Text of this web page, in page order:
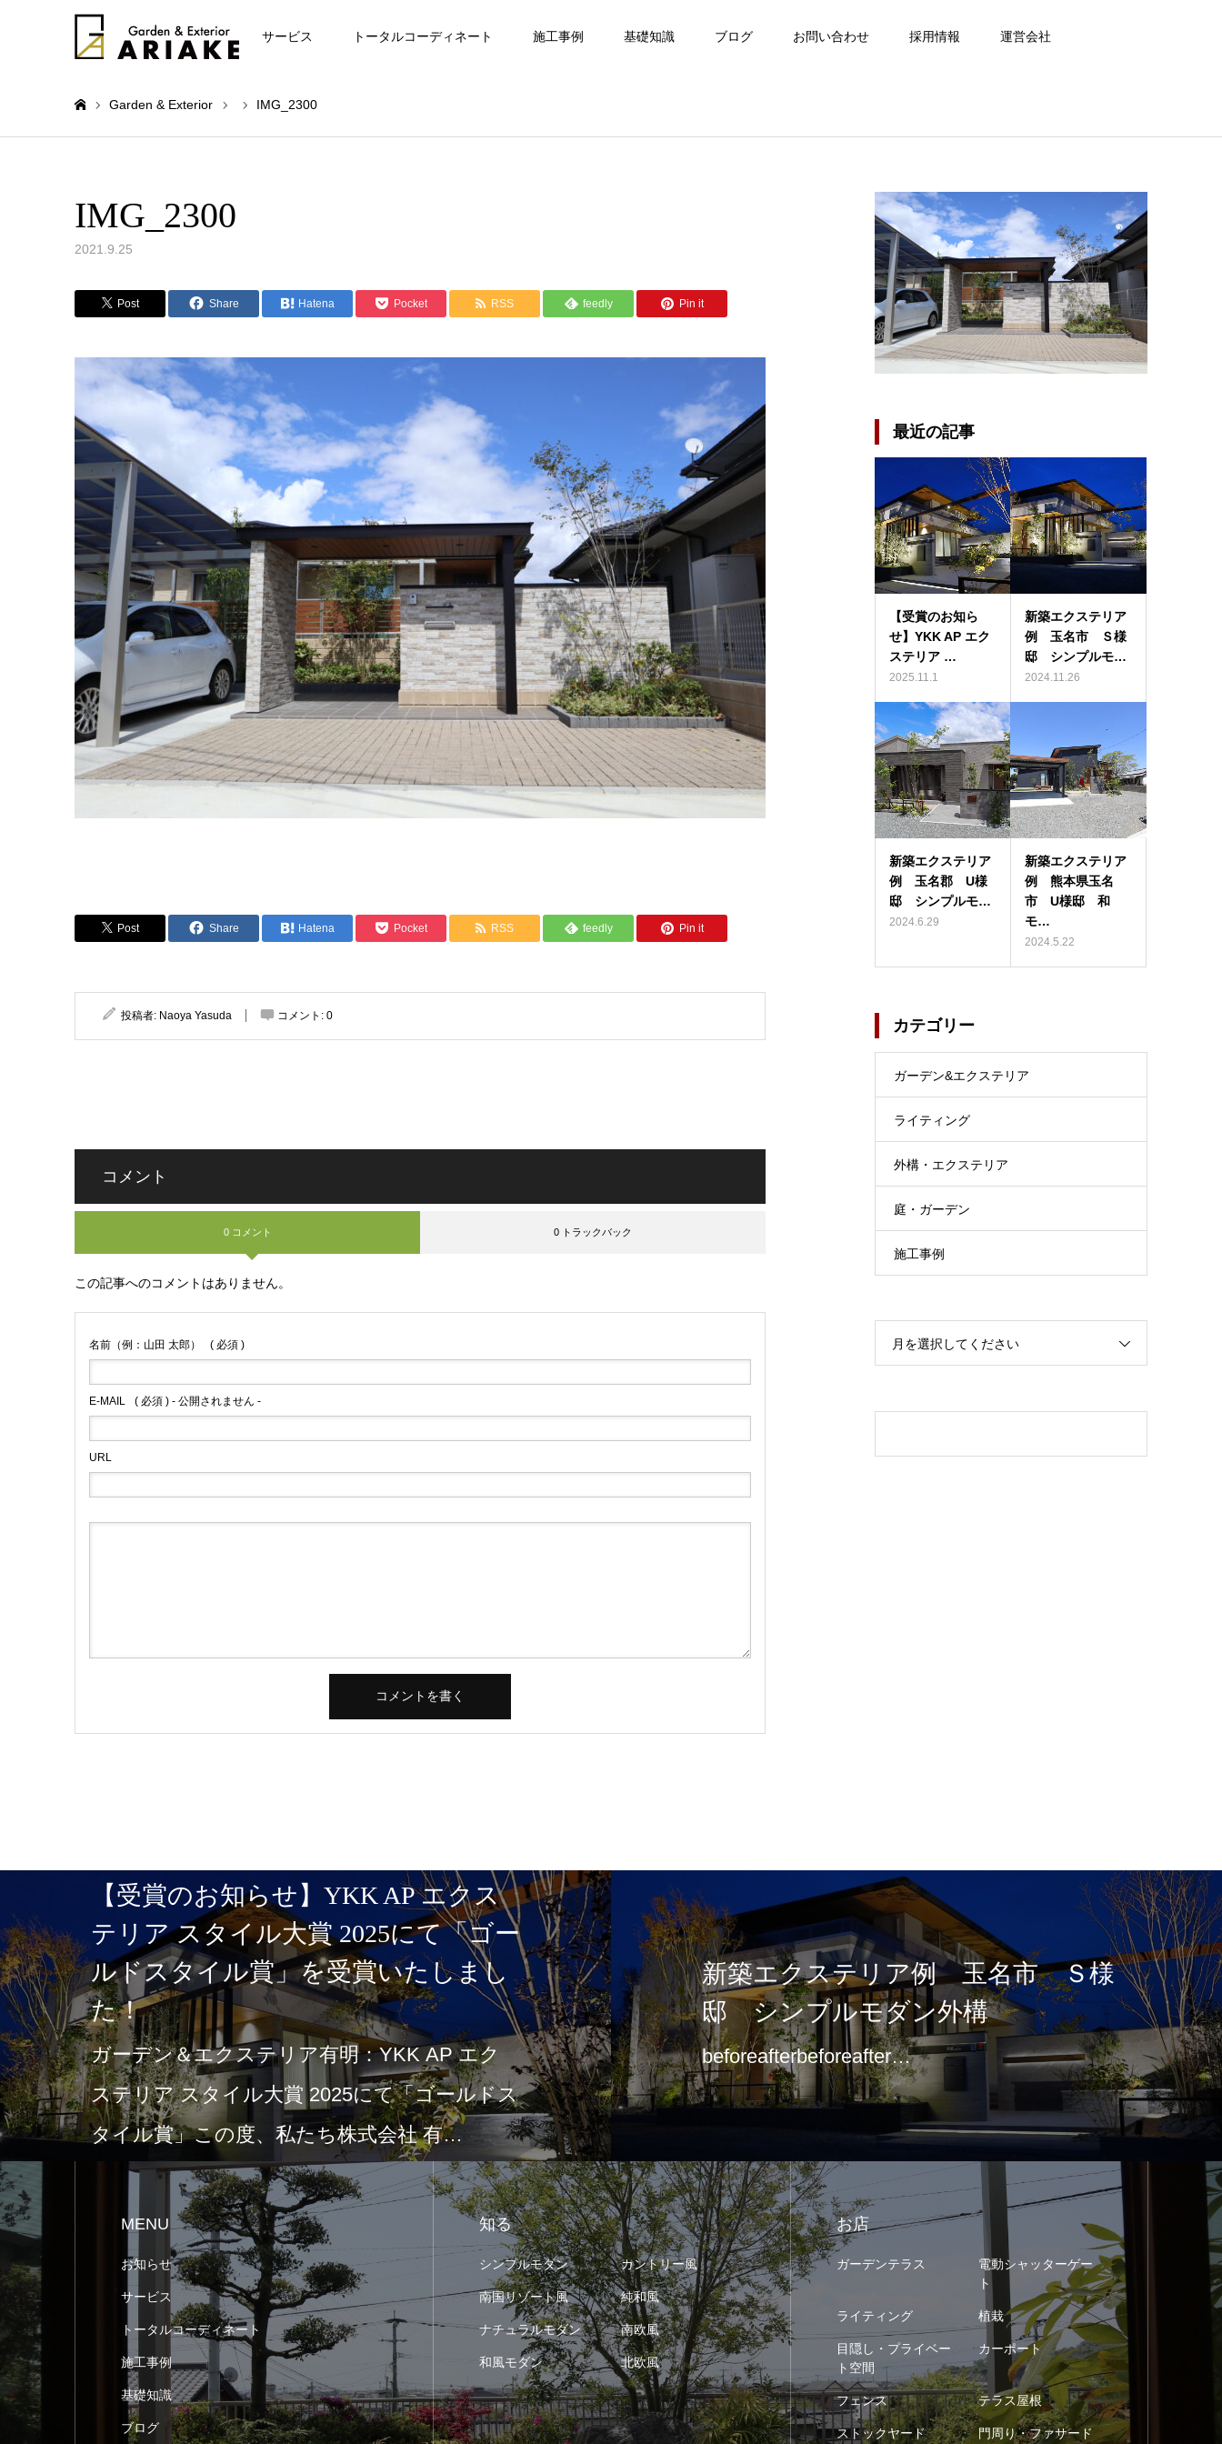
お知らせ サービス トータルコーディネート 施工事例 基礎知識 ブログ お問い合わせ 採用情報 運営会社
Garden & Exterior IMG_2300
IMG_2300
2021.9.25
Post Share Hatena Pocket RSS feedly Pin it
Post Share Hatena Pocket RSS feedly Pin it
投稿者: Naoya Yasuda コメント: 0
コメント
0 コメント 0 トラックバック
この記事へのコメントはありません。
名前（例：山田 太郎） ( 必須 )
E-MAIL ( 必須 ) - 公開されません -
URL
最近の記事
【受賞のお知ら
せ】YKK AP エク
ステリア …
2025.11.1
新築エクステリア
例 玉名市 Ｓ様
邸 シンプルモ…
2024.11.26
新築エクステリア
例 玉名郡 U様
邸 シンプルモ…
2024.6.29
新築エクステリア
例 熊本県玉名
市 U様邸 和
モ…
2024.5.22
カテゴリー
ガーデン&エクステリア
ライティング
外構・エクステリア
庭・ガーデン
施工事例
月を選択してください
【受賞のお知らせ】YKK AP エクス
テリア スタイル大賞 2025にて「ゴー
ルドスタイル賞」を受賞いたしまし
た！
ガーデン＆エクステリア有明：YKK AP エク
ステリア スタイル大賞 2025にて「ゴールドス
タイル賞」この度、私たち株式会社 有…
新築エクステリア例 玉名市 Ｓ様
邸 シンプルモダン外構
beforeafterbeforeafter…
MENU
お知らせ
サービス
トータルコーディネート
施工事例
基礎知識
ブログ
知る
シンプルモダン カントリー風
南国リゾート風 純和風
ナチュラルモダン 南欧風
和風モダン 北欧風
お店
ガーデンテラス
電動シャッターゲー
ト
ライティング 植栽
目隠し・プライベー
ト空間
カーポート
フェンス テラス屋根
ストックヤード 門周り・ファサード